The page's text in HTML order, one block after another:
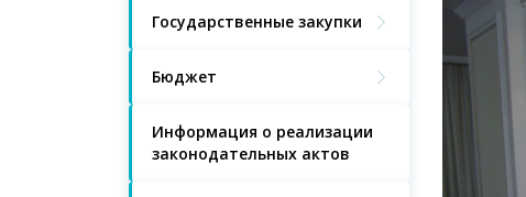
Государственные закупки
Бюджет
Информация о реализации
законодательных актов